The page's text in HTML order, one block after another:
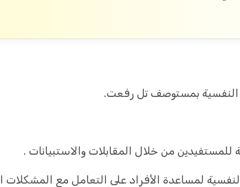
النفسية بمستوصف تل رفعت.
للمستفيدين من خلال المقابلات والاستبيانات .
لمساعدة الأفراد على التعامل مع المشكلات